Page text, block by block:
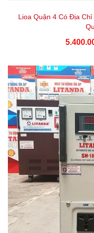
Lioa Quận 4 Có Địa